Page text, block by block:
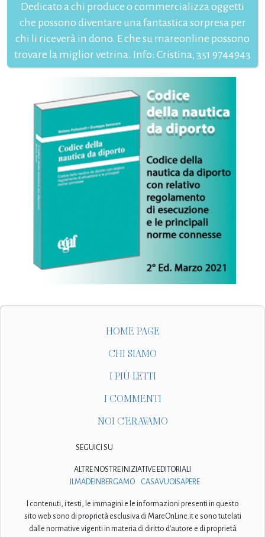
Dedicato a chi produce o commercializza oggetti
che possono diventare una fantastica sorpresa per
chi li riceverà in dono. E che su mareonline possono
trovare la miglior vetrina. Info: Cristina, 351 9744943
HOME PAGE
CHI SIAMO
I PIÙ LETTI
I COMMENTI
NOI C'ERAVAMO
SEGUICI SU
ALTRE NOSTRE INIZIATIVE EDITORIALI
ILMADEINBERGAMO
CASAVUOISAPERE
I contenuti, i testi, le immagini e le informazioni presenti in questo
sito web sono di proprietà esclusiva di MareOnLine.it e sono tutelati
dalle normative vigenti in materia di diritto d'autore e di proprietà